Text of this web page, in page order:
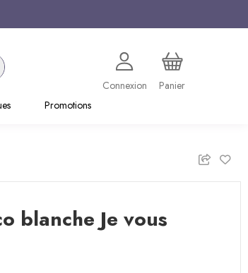
Connexion
Panier
Promotions
blanche Je vous